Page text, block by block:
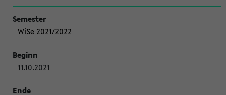
WiSe 2021/2022
11.10.2021